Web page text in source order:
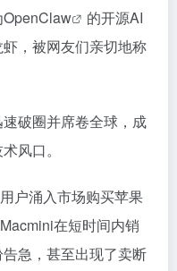
OpenClaw 的开源AI
，被网友们亲切地称
破圈并席卷全球，成
风口。
户涌入市场购买苹果
在短时间内销
急，甚至出现了卖断